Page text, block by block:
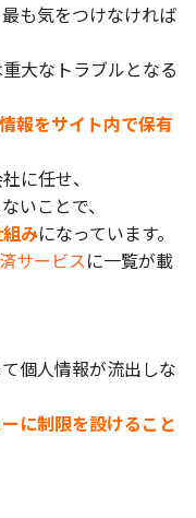
も気をつけなければ
大なトラブルとなる
報をサイト内で保有
に任せ、
いことで、
みになっています。
サービスに一覧が載
個人情報が流出しな
に制限を設けること